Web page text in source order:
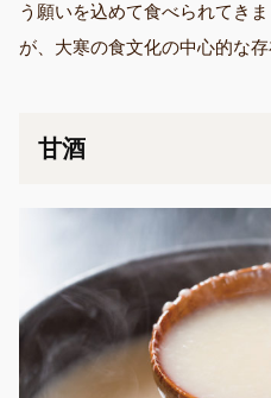
う願いを込めて食べられてき
が、大寒の食文化の中心的な存
甘酒